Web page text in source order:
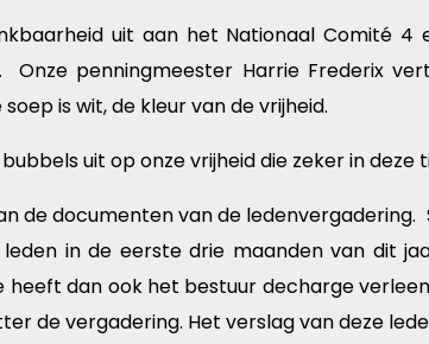
uit aan het Nationaal Comité 4
penningmeester Harrie Frederix
is wit, de kleur van de vrijheid.
uit op onze vrijheid die zeker in deze
de documenten van de
in de eerste drie maanden van dit
heeft dan ook het bestuur decharge
de vergadering. Het verslag van deze